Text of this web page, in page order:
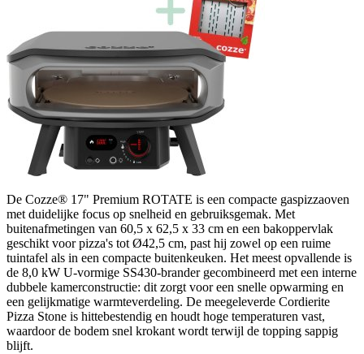
De Cozze® 17" Premium ROTATE is een compacte gaspizzaoven
met duidelijke focus op snelheid en gebruiksgemak. Met
buitenafmetingen van 60,5 x 62,5 x 33 cm en een bakoppervlak
geschikt voor pizza's tot Ø42,5 cm, past hij zowel op een ruime
tuintafel als in een compacte buitenkeuken. Het meest opvallende is
de 8,0 kW U-vormige SS430-brander gecombineerd met een interne
dubbele kamerconstructie: dit zorgt voor een snelle opwarming en
een gelijkmatige warmteverdeling. De meegeleverde Cordierite
Pizza Stone is hittebestendig en houdt hoge temperaturen vast,
waardoor de bodem snel krokant wordt terwijl de topping sappig
blijft.